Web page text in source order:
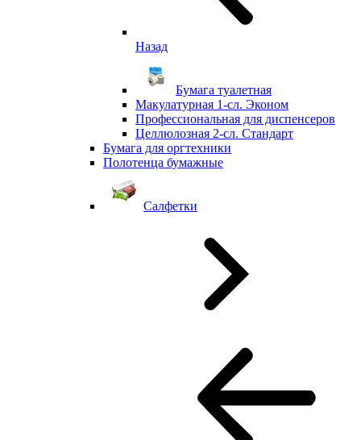
Назад
Бумага туалетная
Макулатурная 1-сл. Эконом
Профессиональная для диспенсеров
Целлюлозная 2-сл. Стандарт
Бумага для оргтехники
Полотенца бумажные
Салфетки